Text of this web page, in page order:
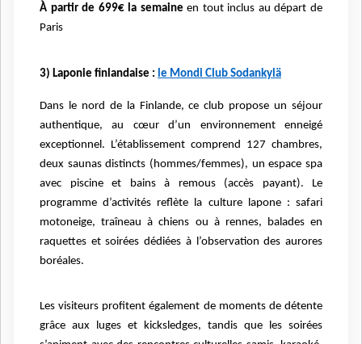
À partir de 699€ la semaine en tout inclus au départ de
Paris
3) Laponie finlandaise : le Mondi Club Sodankylä
Dans le nord de la Finlande, ce club propose un séjour
authentique, au cœur d’un environnement enneigé
exceptionnel. L’établissement comprend 127 chambres,
deux saunas distincts (hommes/femmes), un espace spa
avec piscine et bains à remous (accès payant). Le
programme d’activités reflète la culture lapone : safari
motoneige, traîneau à chiens ou à rennes, balades en
raquettes et soirées dédiées à l’observation des aurores
boréales.
Les visiteurs profitent également de moments de détente
grâce aux luges et kicksledges, tandis que les soirées